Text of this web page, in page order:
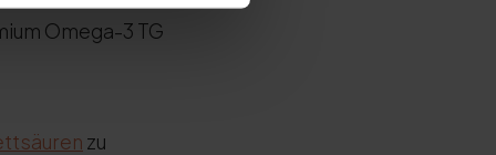
Omega-3 TG
zu